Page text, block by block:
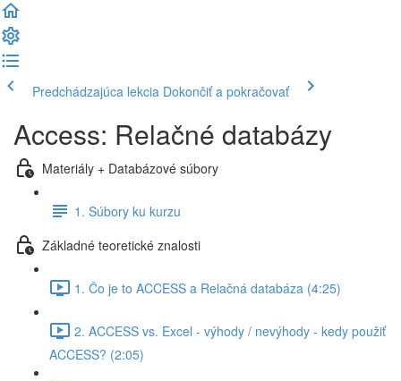
Predchádzajúca lekcia Dokončiť a pokračovať
Access: Relačné databázy
Materiály + Databázové súbory
1. Súbory ku kurzu
Základné teoretické znalosti
1. Čo je to ACCESS a Relačná databáza (4:25)
2. ACCESS vs. Excel - výhody / nevýhody - kedy použiť
ACCESS? (2:05)